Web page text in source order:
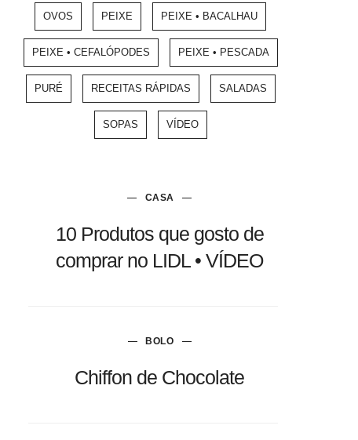
OVOS PEIXE PEIXE • BACALHAU
PEIXE • CEFALÓPODES PEIXE • PESCADA
PURÉ RECEITAS RÁPIDAS SALADAS
SOPAS VÍDEO
CASA
10 Produtos que gosto de
comprar no LIDL • VÍDEO
BOLO
Chiffon de Chocolate